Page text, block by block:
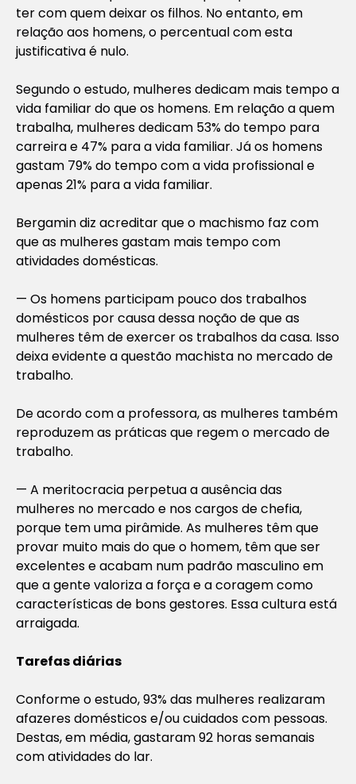
ter com quem deixar os filhos. No entanto, em
relação aos homens, o percentual com esta
justificativa é nulo.
Segundo o estudo, mulheres dedicam mais tempo a
vida familiar do que os homens. Em relação a quem
trabalha, mulheres dedicam 53% do tempo para
carreira e 47% para a vida familiar. Já os homens
gastam 79% do tempo com a vida profissional e
apenas 21% para a vida familiar.
Bergamin diz acreditar que o machismo faz com
que as mulheres gastam mais tempo com
atividades domésticas.
— Os homens participam pouco dos trabalhos
domésticos por causa dessa noção de que as
mulheres têm de exercer os trabalhos da casa. Isso
deixa evidente a questão machista no mercado de
trabalho.
De acordo com a professora, as mulheres também
reproduzem as práticas que regem o mercado de
trabalho.
— A meritocracia perpetua a ausência das
mulheres no mercado e nos cargos de chefia,
porque tem uma pirâmide. As mulheres têm que
provar muito mais do que o homem, têm que ser
excelentes e acabam num padrão masculino em
que a gente valoriza a força e a coragem como
características de bons gestores. Essa cultura está
arraigada.
Tarefas diárias
Conforme o estudo, 93% das mulheres realizaram
afazeres domésticos e/ou cuidados com pessoas.
Destas, em média, gastaram 92 horas semanais
com atividades do lar.